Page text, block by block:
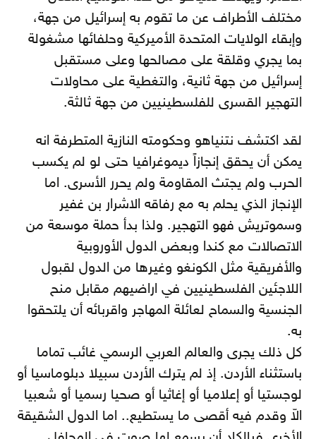
مختلف الأطراف عن ما تقوم به إسرائيل من جهة،
وإبقاء الولايات المتحدة الأميركية وحلفائها مشغولة
بما يجري وقلقة على مصالحها وعلى مستقبل
إسرائيل من جهة ثانية، والتغطية على محاولات
التهجير القسرى للفلسطينيين من جهة ثالثة.
لقد اكتشف نتنياهو وحكومته النازية المتطرفة انه
يمكن أن يحقق إنجازاً ديموغرافيا حتى لو لم يكسب
الحرب ولم يجتث المقاومة ولم يحرر الأسرى. اما
الإنجاز الذي يحلم به مع رفاقه الاشرار بن غفير
وسموتريش فهو التهجير. ولذا بدأ حملة موسعة من
الاتصالات مع كندا وبعض الدول الأوروبية
والأفريقية مثل الكونغو وغيرها من الدول لقبول
اللاجئين الفلسطينيين في اراضيهم مقابل منح
الجنسية والسماح لعائلة المهاجر واقربائه أن يلتحقوا
به.
كل ذلك يجرى والعالم العربي الرسمي غائب تماما
باستثناء الأردن. إذ لم يترك الأردن سبيلا دبلوماسيا أو
لوجستيا أو إعلاميا أو إغاثيا أو صحيا رسميا أو شعبيا
الاّ وقدم فيه أقصى ما يستطيع.. اما الدول الشقيقة